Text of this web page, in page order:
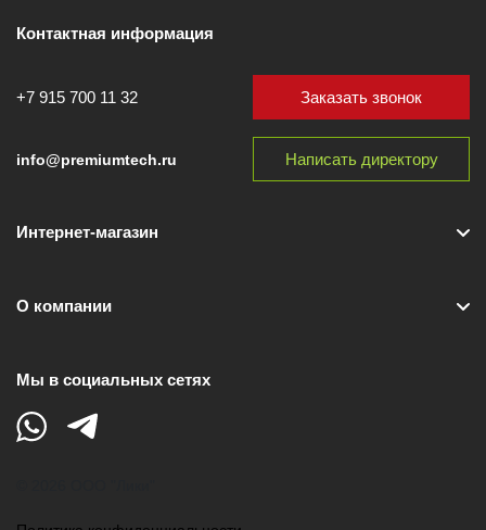
Контактная информация
+7 915 700 11 32
info@premiumtech.ru
Заказать звонок
Написать директору
Интернет-магазин
О компании
Мы в социальных сетях